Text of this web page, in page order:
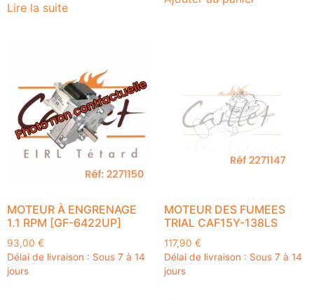
Lire la suite
MOTEUR À ENGRENAGE
1.1 RPM [GF-6422UP]
93,00 €
Délai de livraison : Sous 7 à 14
jours
MOTEUR DES FUMEES
TRIAL CAF15Y-138LS
117,90 €
Délai de livraison : Sous 7 à 14
jours